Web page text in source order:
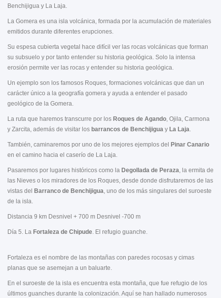
Benchijigua y La Laja.
La Gomera es una isla volcánica, formada por la acumulación de materiales
emitidos durante diferentes erupciones.
Su espesa cubierta vegetal hace difícil ver las rocas volcánicas que forman
su subsuelo y por tanto entender su historia geológica. Solo la intensa
erosión permite ver las rocas y entender su historia geológica.
Un ejemplo son los famosos Roques, formaciones volcánicas que dan un
carácter único a la geografía gomera y ayuda a entender el pasado
geológico de la Gomera.
La ruta que haremos transcurre por los Roques de Agando, Ojila, Carmona
y Zarcita, además de visitar los barrancos de Benchijigua y La Laja.
También, caminaremos por uno de los mejores ejemplos del
Pinar Canario
en el camino hacia el caserío de La Laja.
Pasaremos por lugares históricos como la Degollada de Peraza, la ermita de
las Nieves o los miradores de los Roques, desde donde disfrutaremos de las
vistas del
Barranco de Benchijigua, uno de los más singulares del suroeste
de la isla.
Distancia 9 km Desnivel + 700 m Desnivel -700 m
Día 5. La Fortaleza de Chipude. El refugio guanche.
Fortaleza es el nombre de las montañas con paredes rocosas y cimas
planas que se asemejan a un baluarte.
En el suroeste de la isla es encuentra esta montaña, que fue refugio de los
últimos guanches durante la colonización. Aquí se han hallado numerosos